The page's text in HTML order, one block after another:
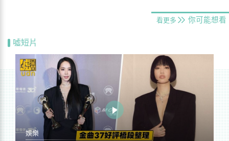
看更多 你可能想看
噓短片
娛樂